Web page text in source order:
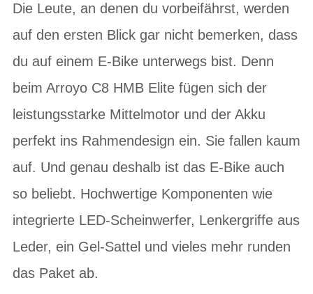
Die Leute, an denen du vorbeifährst, werden
auf den ersten Blick gar nicht bemerken, dass
du auf einem E-Bike unterwegs bist. Denn
beim Arroyo C8 HMB Elite fügen sich der
leistungsstarke Mittelmotor und der Akku
perfekt ins Rahmendesign ein. Sie fallen kaum
auf. Und genau deshalb ist das E-Bike auch
so beliebt. Hochwertige Komponenten wie
integrierte LED-Scheinwerfer, Lenkergriffe aus
Leder, ein Gel-Sattel und vieles mehr runden
das Paket ab.